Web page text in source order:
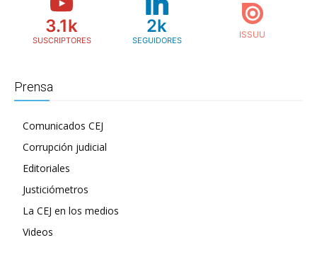
3.1k
SUSCRIPTORES
2k
SEGUIDORES
Prensa
Comunicados CEJ
Corrupción judicial
Editoriales
Justiciómetros
La CEJ en los medios
Videos